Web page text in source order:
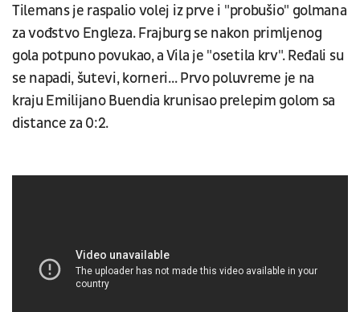
Tilemans je raspalio volej iz prve i "probušio" golmana
za vođstvo Engleza. Frajburg se nakon primljenog
gola potpuno povukao, a Vila je "osetila krv". Ređali su
se napadi, šutevi, korneri... Prvo poluvreme je na
kraju Emilijano Buendia krunisao prelepim golom sa
distance za 0:2.